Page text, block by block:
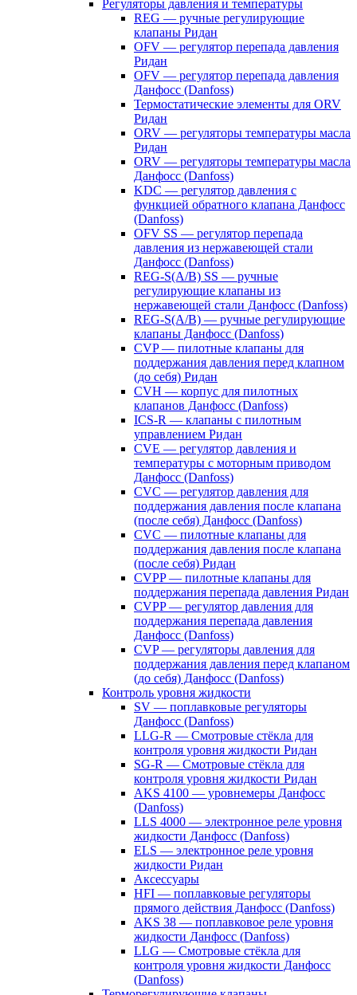
Регуляторы давления и температуры
REG — ручные регулирующие
клапаны Ридан
OFV — регулятор перепада давления
Ридан
OFV — регулятор перепада давления
Данфосс (Danfoss)
Термостатические элементы для ORV
Ридан
ORV — регуляторы температуры масла
Ридан
ORV — регуляторы температуры масла
Данфосс (Danfoss)
KDC — регулятор давления с
функцией обратного клапана Данфосс
(Danfoss)
OFV SS — регулятор перепада
давления из нержавеющей стали
Данфосс (Danfoss)
REG-S(A/B) SS — ручные
регулирующие клапаны из
нержавеющей стали Данфосс (Danfoss)
REG-S(A/B) — ручные регулирующие
клапаны Данфосс (Danfoss)
CVP — пилотные клапаны для
поддержания давления перед клапном
(до себя) Ридан
CVH — корпус для пилотных
клапанов Данфосс (Danfoss)
ICS-R — клапаны с пилотным
управлением Ридан
CVE — регулятор давления и
температуры с моторным приводом
Данфосс (Danfoss)
CVС — регулятор давления для
поддержания давления после клапана
(после себя) Данфосс (Danfoss)
CVС — пилотные клапаны для
поддержания давления после клапана
(после себя) Ридан
CVPP — пилотные клапаны для
поддержания перепада давления Ридан
CVPP — регулятор давления для
поддержания перепада давления
Данфосс (Danfoss)
CVP — регуляторы давления для
поддержания давления перед клапаном
(до себя) Данфосс (Danfoss)
Контроль уровня жидкости
SV — поплавковые регуляторы
Данфосс (Danfoss)
LLG-R — Смотровые стёкла для
контроля уровня жидкости Ридан
SG-R — Смотровые стёкла для
контроля уровня жидкости Ридан
AKS 4100 — уровнемеры Данфосс
(Danfoss)
LLS 4000 — электронное реле уровня
жидкости Данфосс (Danfoss)
ELS — электронное реле уровня
жидкости Ридан
Аксессуары
HFI — поплавковые регуляторы
прямого действия Данфосс (Danfoss)
AKS 38 — поплавковое реле уровня
жидкости Данфосс (Danfoss)
LLG — Смотровые стёкла для
контроля уровня жидкости Данфосс
(Danfoss)